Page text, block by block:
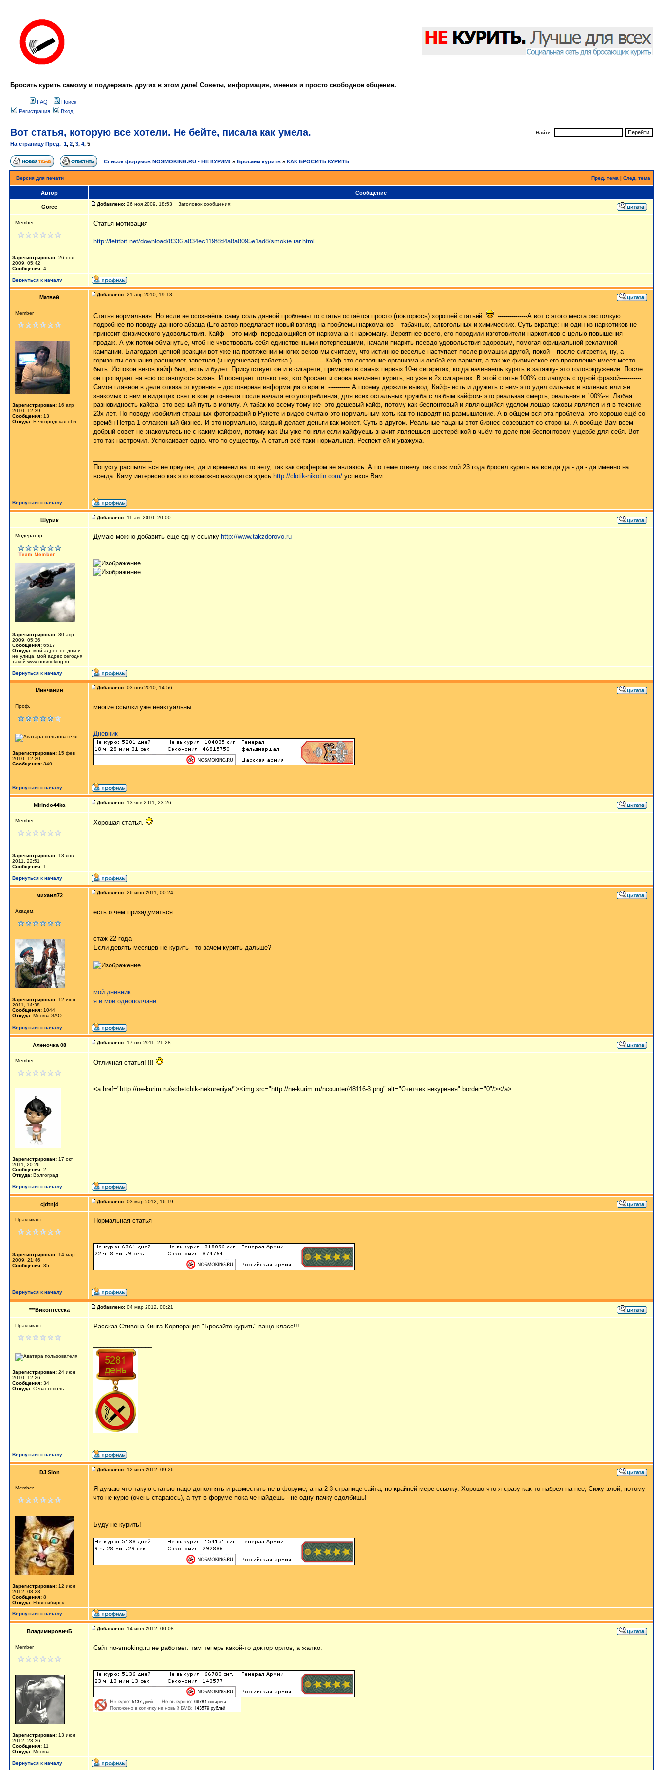
Бросить курить самому и поддержать других в этом деле! Советы, информация, мнения и просто свободное общение.
FAQ
Поиск
Регистрация
Вход
Вот статья, которую все хотели. Не бейте, писала как умела.
На страницу Пред. 1, 2, 3, 4, 5
Найти:
Список форумов NOSMOKING.RU - НЕ КУРИМ! » Бросаем курить » КАК БРОСИТЬ КУРИТЬ
Версия для печати Пред. тема | След. тема
Автор Сообщение
Gorec Добавлено: 26 ноя 2009, 18:53 Заголовок сообщения:
Member
Зарегистрирован: 26 ноя
2009, 05:42
Сообщения: 4
Статья-мотивация
http://letitbit.net/download/8336.a834ec119f8d4a8a8095e1ad8/smokie.rar.html
Вернуться к началу
Матвей Добавлено: 21 апр 2010, 19:13
Member
Зарегистрирован: 16 апр
2010, 12:39
Сообщения: 13
Откуда: Белгородская обл.
Статья нормальная. Но если не осознаёшь саму соль данной проблемы то статья остаётся просто (повторюсь) хорошей статьёй.
.---------------А вот с этого места растолкую
подробнее по поводу данного абзаца (Его автор предлагает новый взгляд на проблемы наркоманов – табачных, алкогольных и химических. Суть вкратце: ни один из наркотиков не
приносит физического удовольствия. Кайф – это миф, передающийся от наркомана к наркоману. Вероятнее всего, его породили изготовители наркотиков с целью повышения
продаж. А уж потом обманутые, чтоб не чувствовать себя единственными потерпевшими, начали пиарить псевдо удовольствия здоровым, помогая официальной рекламной
кампании. Благодаря цепной реакции вот уже на протяжении многих веков мы считаем, что истинное веселье наступает после рюмашки-другой, покой – после сигаретки, ну, а
горизонты сознания расширяет заветная (и недешевая) таблетка.) ----------------Кайф это состояние организма и любой его вариант, а так же физическое его проявление имеет место
быть. Испокон веков кайф был, есть и будет. Присутствует он и в сигарете, примерно в самых первых 10-и сигаретах, когда начинаешь курить в затяжку- это головокружение. После
он пропадает на всю оставшуюся жизнь. И посещает только тех, кто бросает и снова начинает курить, но уже в 2х сигаретах. В этой статье 100% соглашусь с одной фразой-----------
Самое главное в деле отказа от курения – достоверная информация о враге. -----------.А посему держите вывод. Кайф- есть и дружить с ним- это удел сильных и волевых или же
знакомых с ним и видящих свет в конце тоннеля после начала его употребления, для всех остальных дружба с любым кайфом- это реальная смерть, реальная и 100%-я. Любая
разновидность кайфа- это верный путь в могилу. А табак ко всему тому же- это дешевый кайф, потому как беспонтовый и являющийся уделом лошар каковы являлся и я в течение
23х лет. По поводу изобилия страшных фотографий в Рунете и видео считаю это нормальным хоть как-то наводят на размышление. А в общем вся эта проблема- это хорошо ещё со
времён Петра 1 отлаженный бизнес. И это нормально, каждый делает деньги как может. Суть в другом. Реальные пацаны этот бизнес созерцают со стороны. А вообще Вам всем
добрый совет не знакомьтесь не с каким кайфом, потому как Вы уже поняли если кайфуешь значит являешься шестерёнкой в чьём-то деле при беспонтовом ущербе для себя. Вот
это так настрочил. Успокаивает одно, что по существу. А статья всё-таки нормальная. Респект ей и уважуха.
Попусту распыляться не приучен, да и времени на то нету, так как сёрфером не являюсь. А по теме отвечу так стаж мой 23 года бросил курить на всегда да - да - да именно на
всегда. Каму интересно как это возможно находится здесь http://clotik-nikotin.com/ успехов Вам.
Вернуться к началу
Шурик Добавлено: 11 авг 2010, 20:00
Мoдератор
Зарегистрирован: 30 апр
2009, 05:36
Сообщения: 6517
Откуда: мой адрес не дом и
не улица, мой адрес сегодня
такой www.nosmoking.ru
Думаю можно добавить еще одну ссылку http://www.takzdorovo.ru
Вернуться к началу
Минчанин Добавлено: 03 ноя 2010, 14:56
Проф.
Зарегистрирован: 15 фев
2010, 12:20
Сообщения: 340
многие ссылки уже неактуальны
Дневник
Вернуться к началу
Mirindo44ka Добавлено: 13 янв 2011, 23:26
Member
Зарегистрирован: 13 янв
2011, 22:51
Сообщения: 1
Хорошая статья.
Вернуться к началу
михаил72 Добавлено: 26 июн 2011, 00:24
Академ.
Зарегистрирован: 12 июн
2011, 14:38
Сообщения: 1044
Откуда: Москва ЗАО
есть о чем призадуматься
стаж 22 года
Если девять месяцев не курить - то зачем курить дальше?
мой дневник.
я и мои однополчане.
Вернуться к началу
Аленочка 08 Добавлено: 17 окт 2011, 21:28
Member
Зарегистрирован: 17 окт
2011, 20:26
Сообщения: 2
Откуда: Волгоград
Отличная статья!!!!!
<a href="http://ne-kurim.ru/schetchik-nekureniya/"><img src="http://ne-kurim.ru/ncounter/48116-3.png" alt="Счетчик некурения" border="0"/></a>
Вернуться к началу
cjdtnjd Добавлено: 03 мар 2012, 16:19
Практикант
Зарегистрирован: 14 мар
2009, 21:46
Сообщения: 35
Нормальная статья
Вернуться к началу
***Виконтесска Добавлено: 04 мар 2012, 00:21
Практикант
Зарегистрирован: 24 июн
2010, 12:26
Сообщения: 34
Откуда: Севастополь
Рассказ Стивена Кинга Корпорация "Бросайте курить" ваще класс!!!
Вернуться к началу
DJ Slon Добавлено: 12 июл 2012, 09:26
Member
Зарегистрирован: 12 июл
2012, 08:23
Сообщения: 8
Откуда: Новосибирск
Я думаю что такую статью надо дополнять и разместить не в форуме, а на 2-3 странице сайта, по крайней мере ссылку. Хорошо что я сразу как-то набрел на нее, Сижу злой, потому
что не курю (очень стараюсь), а тут в форуме пока че найдешь - не одну пачку сдолбишь!
Буду не курить!
Вернуться к началу
ВладимировичБ Добавлено: 14 июл 2012, 00:08
Member
Зарегистрирован: 13 июл
2012, 23:36
Сообщения: 11
Откуда: Москва
Сайт no-smoking.ru не работает. там теперь какой-то доктор орлов, а жалко.
Вернуться к началу